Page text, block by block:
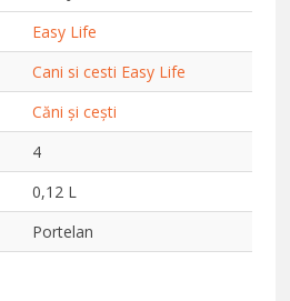
Easy Life
Cani si cesti Easy Life
Căni și cești
4
0,12 L
Portelan